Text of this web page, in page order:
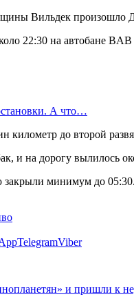
Вильдек произошло
22:30 на автобане
А что…
до второй
и на дорогу вылилось
закрыли минимум до
TelegramViber
и пришли к